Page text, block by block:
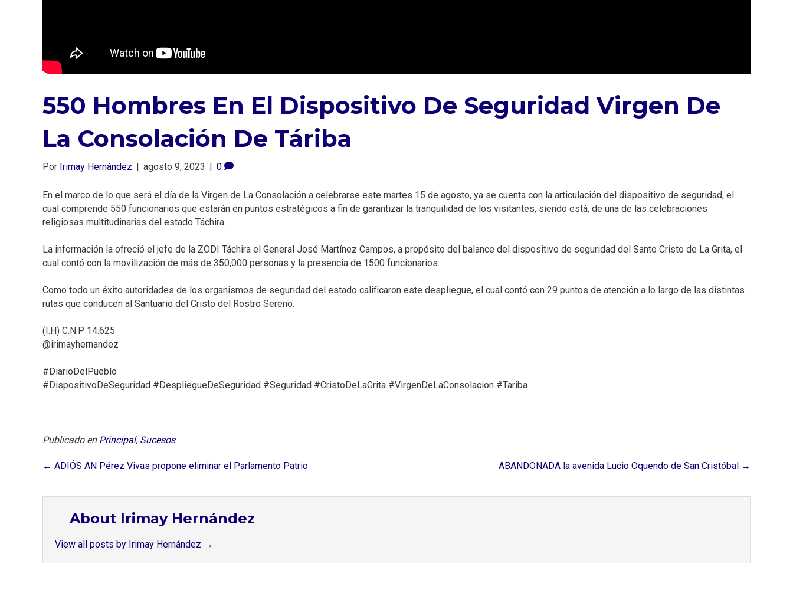
550 Hombres En El Dispositivo De Seguridad Virgen De
La Consolación De Táriba⁣
Por Irimay Hernández | agosto 9, 2023 | 0
En el marco de lo que será el día de la Virgen de La Consolación a celebrarse este martes 15 de agosto, ya se cuenta con la articulación del dispositivo de seguridad, el
cual comprende 550 funcionarios que estarán en puntos estratégicos a fin de garantizar la tranquilidad de los visitantes, siendo está, de una de las celebraciones
religiosas multitudinarias del estado Táchira.⁣
La información la ofreció el jefe de la ZODI Táchira el General José Martínez Campos, a propósito del balance del dispositivo de seguridad del Santo Cristo de La Grita, el
cual contó con la movilización de más de 350,000 personas y la presencia de 1500 funcionarios. ⁣
Como todo un éxito autoridades de los organismos de seguridad del estado calificaron este despliegue, el cual contó con 29 puntos de atención a lo largo de las distintas
rutas que conducen al Santuario del Cristo del Rostro Sereno. ⁣
(I.H) C.N.P 14.625⁣⁣
@irimayhernandez⁣⁣
#DiarioDelPueblo⁣⁣
#DispositivoDeSeguridad #DespliegueDeSeguridad #Seguridad #CristoDeLaGrita #VirgenDeLaConsolacion #Tariba
Publicado en Principal, Sucesos
← ADIÓS AN Pérez Vivas propone eliminar el Parlamento Patrio ABANDONADA la avenida Lucio Oquendo de San Cristóbal →
About Irimay Hernández
View all posts by Irimay Hernández →